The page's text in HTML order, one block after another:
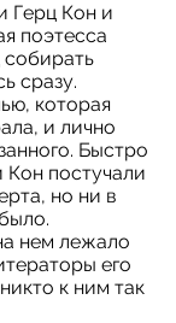
Герц Кон и
поэтесса
собирать
сразу.
которая
и лично
Быстро
Кон постучали
но ни в
нем лежало
его
к ним так